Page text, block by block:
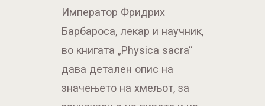
Император Фридрих
Барбароса, лекар и научник,
во книгата „Physica sacra“
дава детален опис на
значењето на хмељот, за